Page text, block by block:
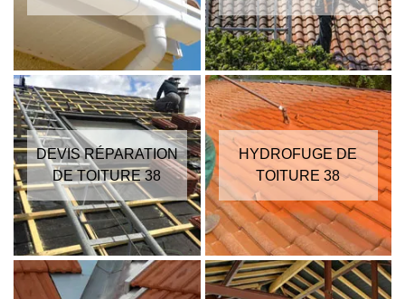
DEVIS RÉPARATION
DE TOITURE 38
HYDROFUGE DE
TOITURE 38